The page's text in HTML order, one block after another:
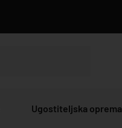
Ugostiteljska oprema